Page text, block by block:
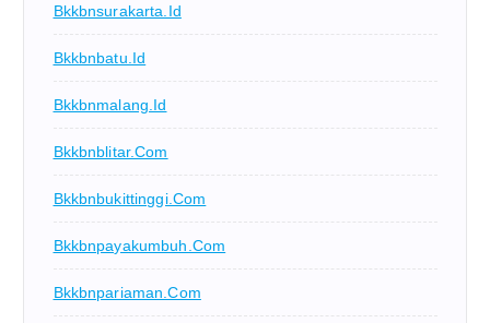
Bkkbnsurakarta.id
Bkkbnbatu.id
Bkkbnmalang.id
Bkkbnblitar.com
Bkkbnbukittinggi.com
Bkkbnpayakumbuh.com
Bkkbnpariaman.com